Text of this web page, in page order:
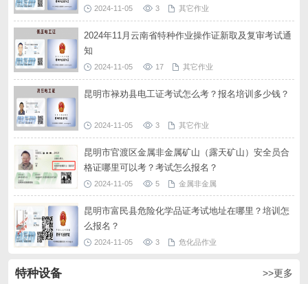
2024-11-05 3 其它作业
2024年11月云南省特种作业操作证新取及复审考试通
知
2024-11-05 17 其它作业
昆明市禄劝县电工证考试怎么考？报名培训多少钱？
2024-11-05 3 其它作业
昆明市官渡区金属非金属矿山（露天矿山）安全员合
格证哪里可以考？考试怎么报名？
2024-11-05 5 金属非金属
昆明市富民县危险化学品证考试地址在哪里？培训怎
么报名？
2024-11-05 3 危化品作业
特种设备 >>更多